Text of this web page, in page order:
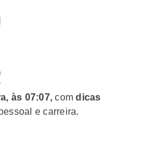
às 07:07, comdicas
e carreira.